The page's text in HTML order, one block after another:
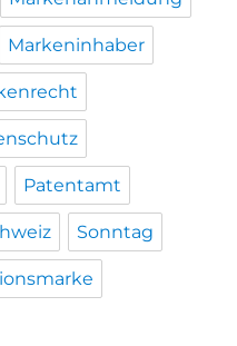
Markeninhaber
Patentamt
Sonntag